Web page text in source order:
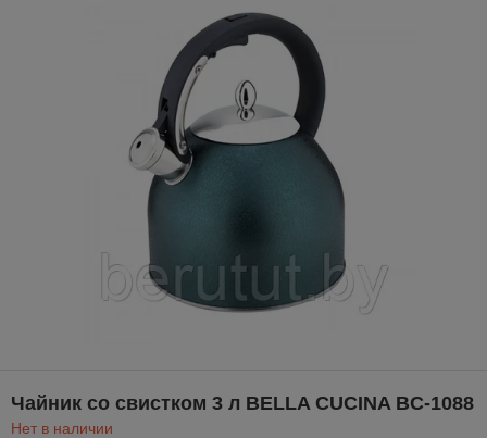
Чайник со свистком 3 л BELLA CUCINA BC-1088
Нет в наличии